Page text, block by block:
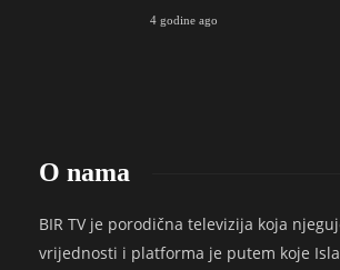
4 godine ago
O nama
BIR TV je porodična televizija koja
vrijednosti i platforma je putem koje